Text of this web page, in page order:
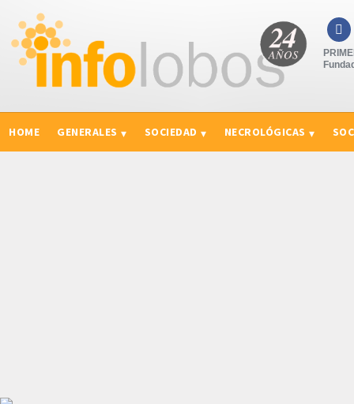

HOME GENERALES SOCIEDAD NECROLÓGICAS